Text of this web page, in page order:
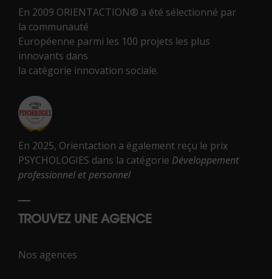
En 2009 ORIENTACTION® a été sélectionné par
la communauté
Européenne parmi les 100 projets les plus
innovants dans
la catégorie innovation sociale.
En 2025, Orientaction a également reçu le prix
PSYCHOLOGIES dans la catégorie Développement
professionnel et personnel
TROUVEZ UNE AGENCE
Nos agences